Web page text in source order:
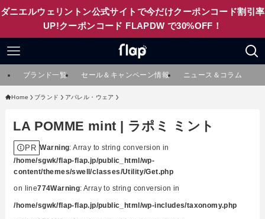
ダニエルウェリントン公式サイトで今だけクーポンコード割引率
UP!クーポンコード FLAPDW で30%OFF！
ブランド一覧 セール＆キャンペーン情報 ニュース＆コラム
Home ブランド アパレル・ウェア
LA POMME mint | ラポミ ミント
PR Warning: Array to string conversion in
/home/sgwk/flap-flap.jp/public_html/wp-
content/themes/swell/classes/Utility/Get.php
on line774Warning: Array to string conversion in
/home/sgwk/flap-flap.jp/public_html/wp-includes/taxonomy.php